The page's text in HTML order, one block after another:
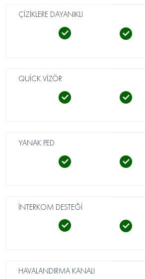
ÇİZİKLERE DAYANIKLI
QUİCK VİZÖR
YANAK PED
İNTERKOM DESTEĞİ
HAVALANDIRMA KANALI